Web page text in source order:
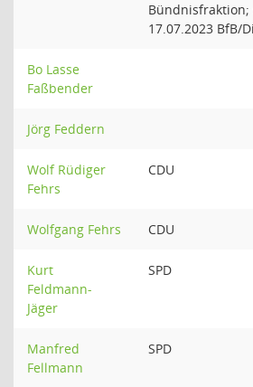
Bündnisfraktion;
17.07.2023 BfB/
Bo Lasse
Faßbender
Jörg Feddern
Wolf Rüdiger
Fehrs
CDU
Wolfgang Fehrs CDU
Kurt
Feldmann-
Jäger
SPD
Manfred
Fellmann
SPD